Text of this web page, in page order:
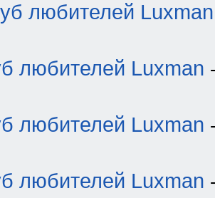
любителей Luxman
любителей Luxman
любителей Luxman
любителей Luxman